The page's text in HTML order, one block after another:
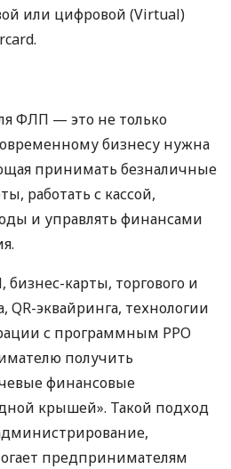
или цифровой (Virtual)
ФЛП — это не только
бизнесу нужна
принимать безналичные
работать с кассой,
и управлять финансами
карты, торгового и
QR-эквайринга, технологии
с программным РРО
получить
финансовые
крышей». Такой подход
предпринимателям